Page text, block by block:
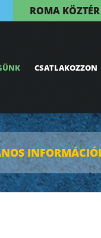
ROMA
CSATLAKOZZON